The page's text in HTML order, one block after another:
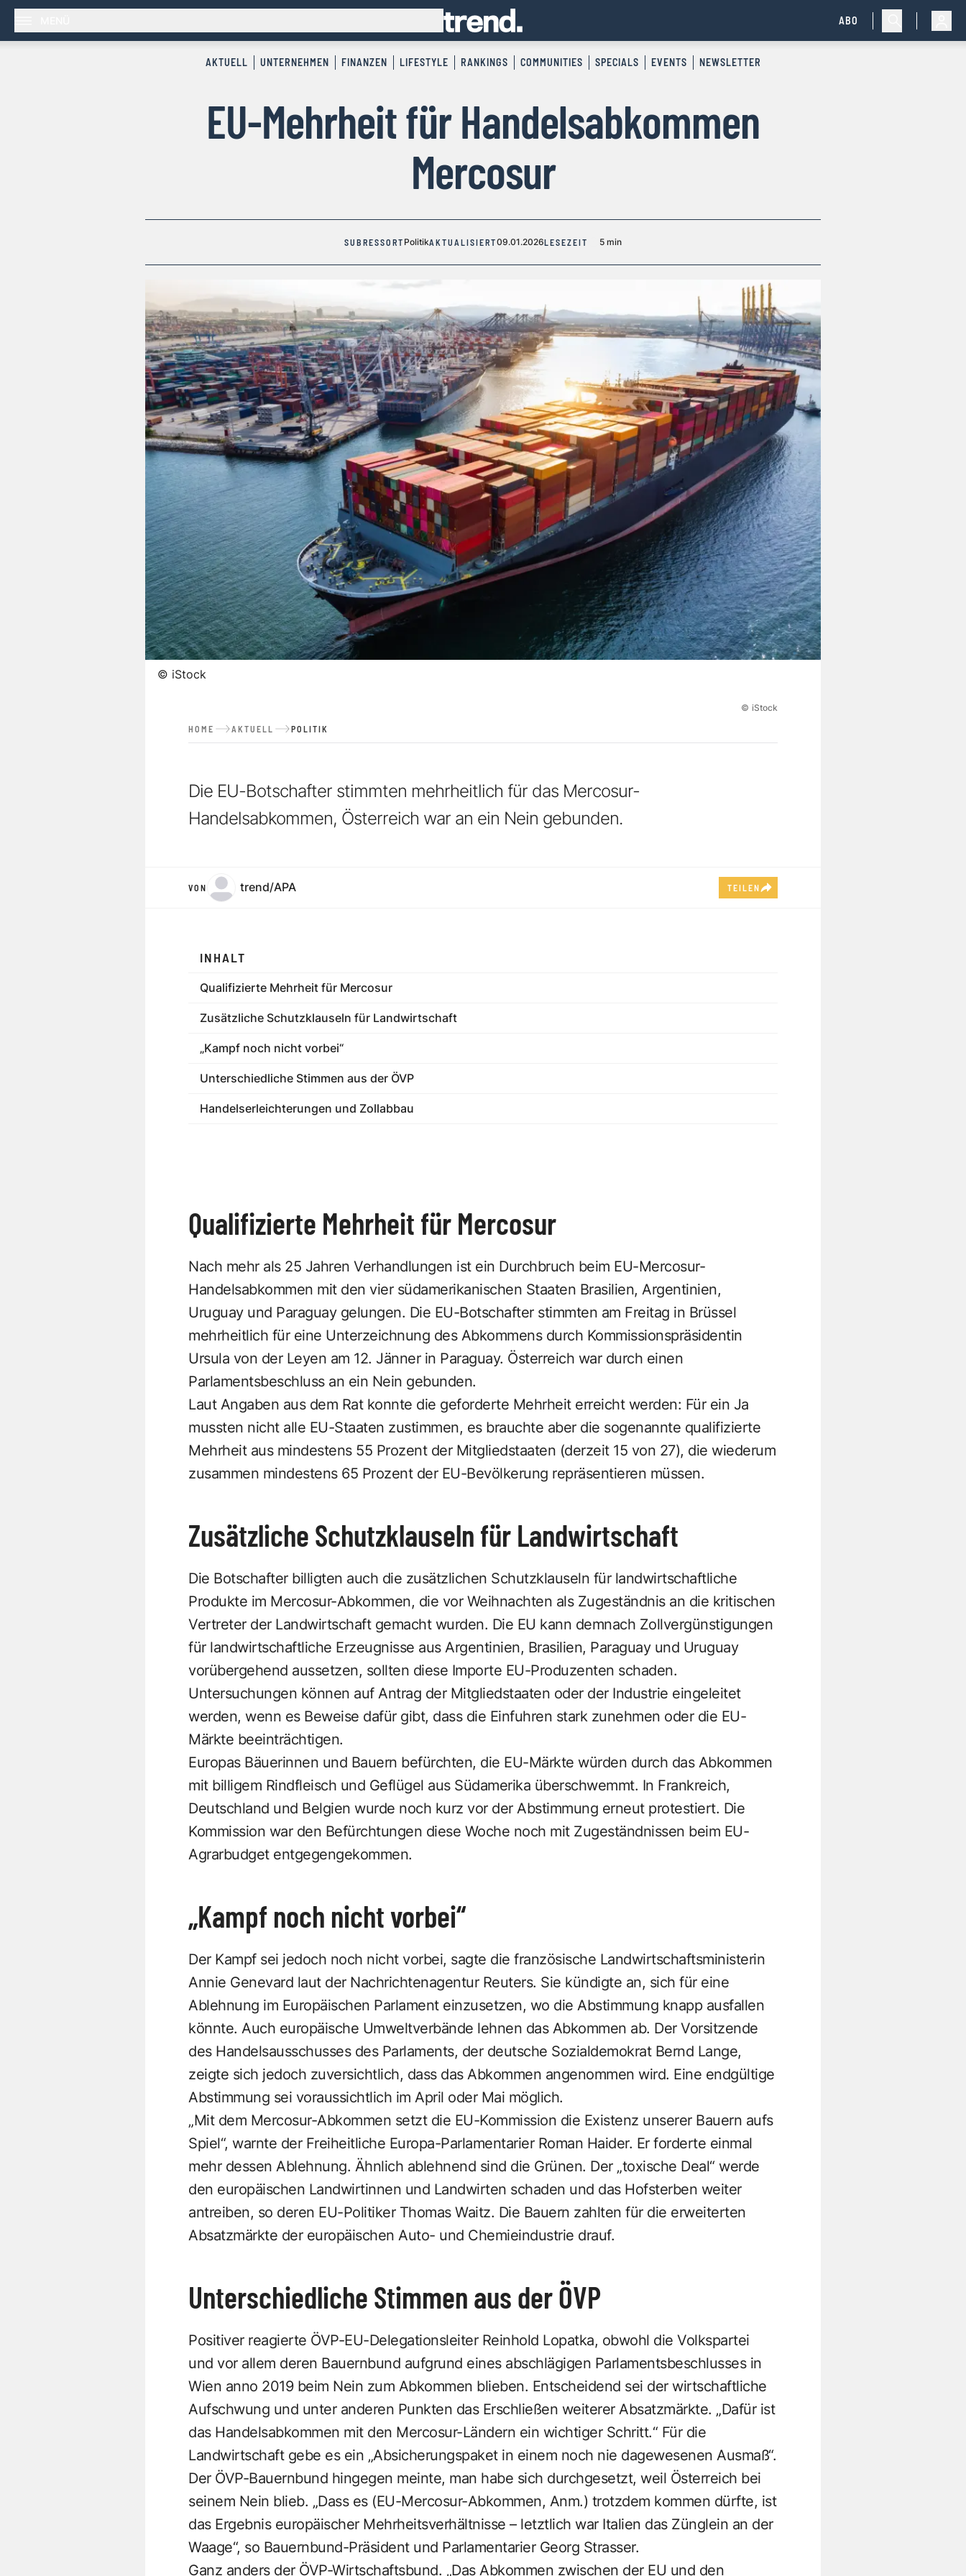
ABO
AKTUELL UNTERNEHMEN FINANZEN LIFESTYLE RANKINGS COMMUNITIES SPECIALS EVENTS NEWSLETTER
EU-Mehrheit für Handelsabkommen
Mercosur
SUBRESSORT PolitikAKTUALISIERT09.01.2026LESEZEIT 5 min
© iStock
© iStock
HOME AKTUELL POLITIK
Die EU-Botschafter stimmten mehrheitlich für das Mercosur-
Handelsabkommen, Österreich war an ein Nein gebunden.
VON trend/APA TEILEN
INHALT
Qualifizierte Mehrheit für Mercosur
Zusätzliche Schutzklauseln für Landwirtschaft
„Kampf noch nicht vorbei“
Unterschiedliche Stimmen aus der ÖVP
Handelserleichterungen und Zollabbau
Qualifizierte Mehrheit für Mercosur
Nach mehr als 25 Jahren Verhandlungen ist ein Durchbruch beim EU-Mercosur-
Handelsabkommen mit den vier südamerikanischen Staaten Brasilien, Argentinien,
Uruguay und Paraguay gelungen. Die EU-Botschafter stimmten am Freitag in Brüssel
mehrheitlich für eine Unterzeichnung des Abkommens durch Kommissionspräsidentin
Ursula von der Leyen am 12. Jänner in Paraguay. Österreich war durch einen
Parlamentsbeschluss an ein Nein gebunden.
Laut Angaben aus dem Rat konnte die geforderte Mehrheit erreicht werden: Für ein Ja
mussten nicht alle EU-Staaten zustimmen, es brauchte aber die sogenannte qualifizierte
Mehrheit aus mindestens 55 Prozent der Mitgliedstaaten (derzeit 15 von 27), die wiederum
zusammen mindestens 65 Prozent der EU-Bevölkerung repräsentieren müssen.
Zusätzliche Schutzklauseln für Landwirtschaft
Die Botschafter billigten auch die zusätzlichen Schutzklauseln für landwirtschaftliche
Produkte im Mercosur-Abkommen, die vor Weihnachten als Zugeständnis an die kritischen
Vertreter der Landwirtschaft gemacht wurden. Die EU kann demnach Zollvergünstigungen
für landwirtschaftliche Erzeugnisse aus Argentinien, Brasilien, Paraguay und Uruguay
vorübergehend aussetzen, sollten diese Importe EU-Produzenten schaden.
Untersuchungen können auf Antrag der Mitgliedstaaten oder der Industrie eingeleitet
werden, wenn es Beweise dafür gibt, dass die Einfuhren stark zunehmen oder die EU-
Märkte beeinträchtigen.
Europas Bäuerinnen und Bauern befürchten, die EU-Märkte würden durch das Abkommen
mit billigem Rindfleisch und Geflügel aus Südamerika überschwemmt. In Frankreich,
Deutschland und Belgien wurde noch kurz vor der Abstimmung erneut protestiert. Die
Kommission war den Befürchtungen diese Woche noch mit Zugeständnissen beim EU-
Agrarbudget entgegengekommen.
„Kampf noch nicht vorbei“
Der Kampf sei jedoch noch nicht vorbei, sagte die französische Landwirtschaftsministerin
Annie Genevard laut der Nachrichtenagentur Reuters. Sie kündigte an, sich für eine
Ablehnung im Europäischen Parlament einzusetzen, wo die Abstimmung knapp ausfallen
könnte. Auch europäische Umweltverbände lehnen das Abkommen ab. Der Vorsitzende
des Handelsausschusses des Parlaments, der deutsche Sozialdemokrat Bernd Lange,
zeigte sich jedoch zuversichtlich, dass das Abkommen angenommen wird. Eine endgültige
Abstimmung sei voraussichtlich im April oder Mai möglich.
„Mit dem Mercosur-Abkommen setzt die EU-Kommission die Existenz unserer Bauern aufs
Spiel“, warnte der Freiheitliche Europa-Parlamentarier Roman Haider. Er forderte einmal
mehr dessen Ablehnung. Ähnlich ablehnend sind die Grünen. Der „toxische Deal“ werde
den europäischen Landwirtinnen und Landwirten schaden und das Hofsterben weiter
antreiben, so deren EU-Politiker Thomas Waitz. Die Bauern zahlten für die erweiterten
Absatzmärkte der europäischen Auto- und Chemieindustrie drauf.
Unterschiedliche Stimmen aus der ÖVP
Positiver reagierte ÖVP-EU-Delegationsleiter Reinhold Lopatka, obwohl die Volkspartei
und vor allem deren Bauernbund aufgrund eines abschlägigen Parlamentsbeschlusses in
Wien anno 2019 beim Nein zum Abkommen blieben. Entscheidend sei der wirtschaftliche
Aufschwung und unter anderen Punkten das Erschließen weiterer Absatzmärkte. „Dafür ist
das Handelsabkommen mit den Mercosur-Ländern ein wichtiger Schritt.“ Für die
Landwirtschaft gebe es ein „Absicherungspaket in einem noch nie dagewesenen Ausmaß“.
Der ÖVP-Bauernbund hingegen meinte, man habe sich durchgesetzt, weil Österreich bei
seinem Nein blieb. „Dass es (EU-Mercosur-Abkommen, Anm.) trotzdem kommen dürfte, ist
das Ergebnis europäischer Mehrheitsverhältnisse – letztlich war Italien das Zünglein an der
Waage“, so Bauernbund-Präsident und Parlamentarier Georg Strasser.
Ganz anders der ÖVP-Wirtschaftsbund. „Das Abkommen zwischen der EU und den